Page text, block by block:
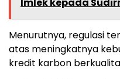
Imlek kepada
Menurutnya, regulasi
atas meningkatnya
kredit karbon